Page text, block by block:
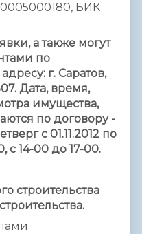
БИК
а также могут
по
г. Саратов,
Дата, время,
имущества,
по договору -
с 01.11.2012 по
с 14-00 до 17-00.
строительства